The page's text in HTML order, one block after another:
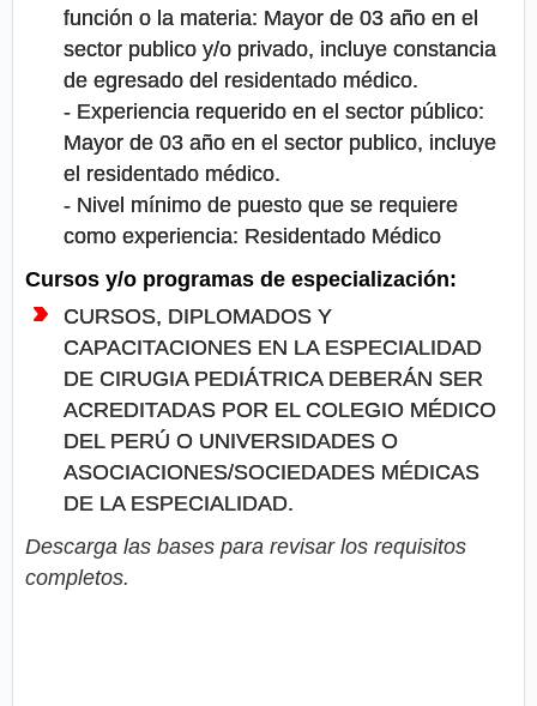
función o la materia: Mayor de 03 año en el
sector publico y/o privado, incluye constancia
de egresado del residentado médico.
- Experiencia requerido en el sector público:
Mayor de 03 año en el sector publico, incluye
el residentado médico.
- Nivel mínimo de puesto que se requiere
como experiencia: Residentado Médico
Cursos y/o programas de especialización:
CURSOS, DIPLOMADOS Y
CAPACITACIONES EN LA ESPECIALIDAD
DE CIRUGIA PEDIÁTRICA DEBERÁN SER
ACREDITADAS POR EL COLEGIO MÉDICO
DEL PERÚ O UNIVERSIDADES O
ASOCIACIONES/SOCIEDADES MÉDICAS
DE LA ESPECIALIDAD.
Descarga las bases para revisar los requisitos
completos.